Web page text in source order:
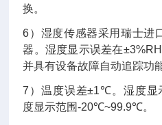
换。
6）湿度传感器采用 瑞士进
器。湿度显示误差在±3%RH
并具有设备故障自动追踪功
7 ）温度误差±1℃。湿度显
度显示范围-20℃~99.9℃。